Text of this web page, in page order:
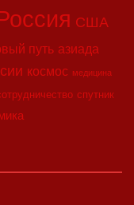
США
путь азиада
космос медицина
спутник